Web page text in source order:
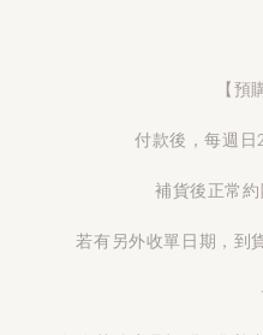
【預
付款後，每週日
補貨後正常
若有另外收單日期，到